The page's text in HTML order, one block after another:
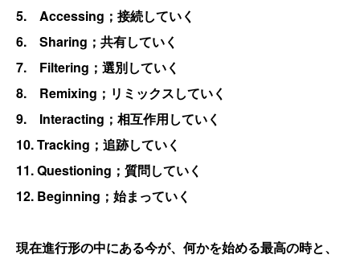
5. Accessing ；接続していく
6. Sharing ；共有していく
7. Filtering ；選別していく
8. Remixing ；リミックスしていく
9. Interacting ；相互作用していく
10. Tracking ；追跡していく
11. Questioning ；質問していく
12. Beginning ；始まっていく
現在進行形の中にある今が、何かを始める最高の時と、